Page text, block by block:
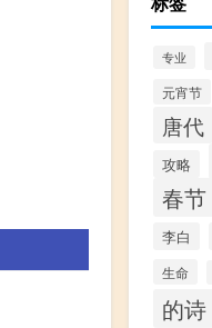
专业
元宵节
唐代
攻略
春节
李白
生命
的诗